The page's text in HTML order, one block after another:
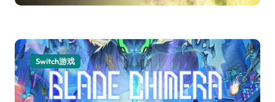
Switch游戏